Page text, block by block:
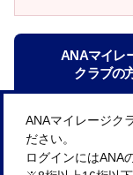
ANAマイレ
クラブの
ANAマイレージク
ださい。
ログインにはANA